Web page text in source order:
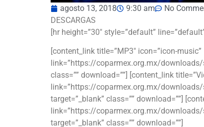
agosto 13, 2018 9:30 am
No
DESCARGAS
[hr height=”30″ style=”default”
[content_link title=”MP3″ icon=”icon-music”
link=”https://coparmex.org.mx/
class=”” download=””] [content_link
link=”https://coparmex.org.mx/
target=”_blank” class=”” download=””]
link=”https://coparmex.org.mx/
target=”_blank” class=”” download=””]